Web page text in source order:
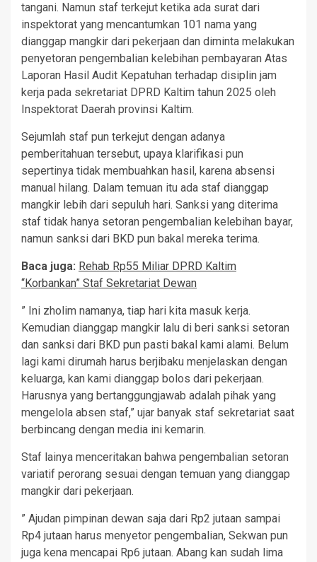
tangani. Namun staf terkejut ketika ada surat dari
inspektorat yang mencantumkan 101 nama yang
dianggap mangkir dari pekerjaan dan diminta melakukan
penyetoran pengembalian kelebihan pembayaran Atas
Laporan Hasil Audit Kepatuhan terhadap disiplin jam
kerja pada sekretariat DPRD Kaltim tahun 2025 oleh
Inspektorat Daerah provinsi Kaltim.
Sejumlah staf pun terkejut dengan adanya
pemberitahuan tersebut, upaya klarifikasi pun
sepertinya tidak membuahkan hasil, karena absensi
manual hilang. Dalam temuan itu ada staf dianggap
mangkir lebih dari sepuluh hari. Sanksi yang diterima
staf tidak hanya setoran pengembalian kelebihan bayar,
namun sanksi dari BKD pun bakal mereka terima.
Baca juga: Rehab Rp55 Miliar DPRD Kaltim
“Korbankan” Staf Sekretariat Dewan
” Ini zholim namanya, tiap hari kita masuk kerja.
Kemudian dianggap mangkir lalu di beri sanksi setoran
dan sanksi dari BKD pun pasti bakal kami alami. Belum
lagi kami dirumah harus berjibaku menjelaskan dengan
keluarga, kan kami dianggap bolos dari pekerjaan.
Harusnya yang bertanggungjawab adalah pihak yang
mengelola absen staf,” ujar banyak staf sekretariat saat
berbincang dengan media ini kemarin.
Staf lainya menceritakan bahwa pengembalian setoran
variatif perorang sesuai dengan temuan yang dianggap
mangkir dari pekerjaan.
” Ajudan pimpinan dewan saja dari Rp2 jutaan sampai
Rp4 jutaan harus menyetor pengembalian, Sekwan pun
juga kena mencapai Rp6 jutaan. Abang kan sudah lima